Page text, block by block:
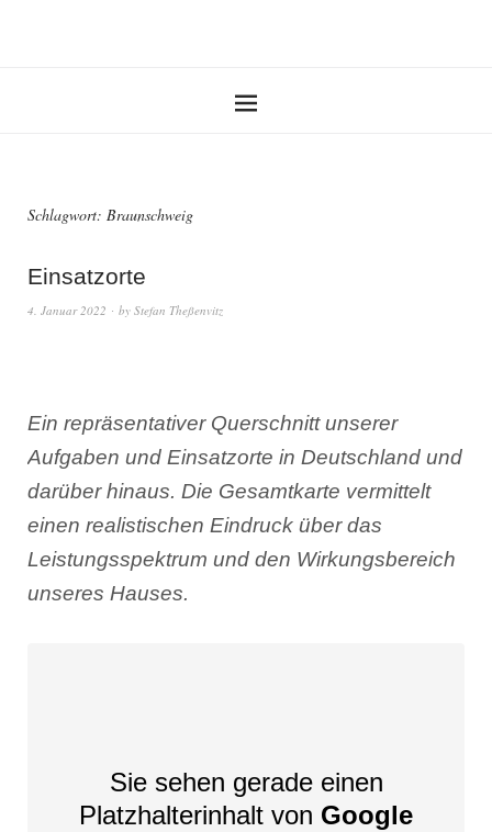
Schlagwort: Braunschweig
Einsatzorte
4. Januar 2022 by Stefan Theßenvitz
Ein repräsentativer Querschnitt unserer
Aufgaben und Einsatzorte in Deutschland und
darüber hinaus. Die Gesamtkarte vermittelt
einen realistischen Eindruck über das
Leistungsspektrum und den Wirkungsbereich
unseres Hauses.
Sie sehen gerade einen
Platzhalterinhalt von Google